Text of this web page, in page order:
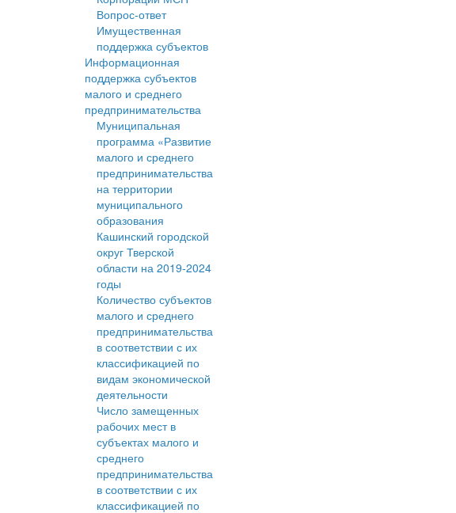
Вопрос-ответ
Имущественная
поддержка субъектов
Информационная
поддержка субъектов
малого и среднего
предпринимательства
Муниципальная
программа «Развитие
малого и среднего
предпринимательства
на территории
муниципального
образования
Кашинский городской
округ Тверской
области на 2019-2024
годы
Количество субъектов
малого и среднего
предпринимательства
в соответствии с их
классификацией по
видам экономической
деятельности
Число замещенных
рабочих мест в
субъектах малого и
среднего
предпринимательства
в соответствии с их
классификацией по